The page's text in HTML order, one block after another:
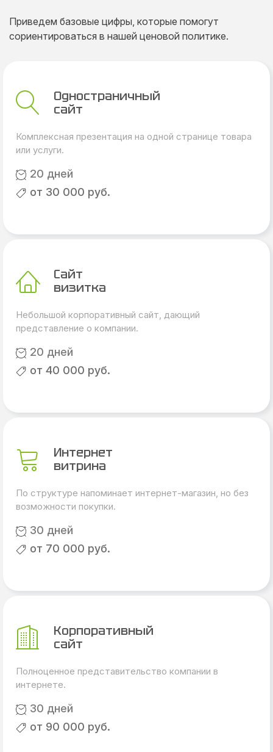
Приведем базовые цифры, которые помогут
сориентироваться в нашей ценовой политике.
Одностраничный
сайт
Комплексная презентация на одной странице товара
или услуги.
20 дней
от 30 000 руб.
Сайт
визитка
Небольшой корпоративный сайт, дающий
представление о компании.
20 дней
от 40 000 руб.
Интернет
витрина
По структуре напоминает интернет-магазин, но без
возможности покупки.
30 дней
от 70 000 руб.
Корпоративный
сайт
Полноценное представительство компании в
интернете.
30 дней
от 90 000 руб.